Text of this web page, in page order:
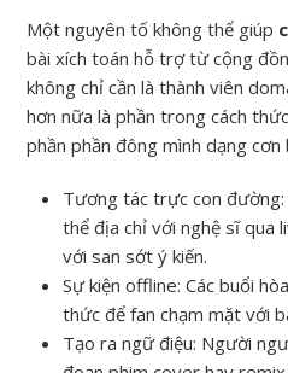
Một nguyên tố không thể giúp
bài xích toán hỗ trợ từ cộng
không chỉ cần là thành viên
hơn nữa là phần trong cách
phần phần đông mình dạng cơn
Tương tác trực con đường:
thể địa chỉ với nghệ sĩ qua
với san sớt ý kiến.
Sự kiện offline: Các buổi
thức để fan chạm mặt với
Tạo ra ngữ điệu: Người